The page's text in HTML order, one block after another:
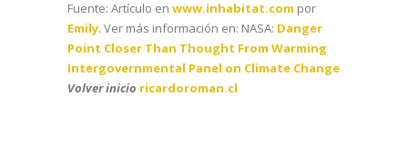
Fuente: Artículo en www.inhabitat.com por
Emily. Ver más información en: NASA: Danger
Point Closer Than Thought From Warming
Intergovernmental Panel on Climate Change
Volver inicio ricardoroman.cl